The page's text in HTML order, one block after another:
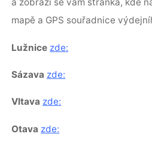
a zobrazí se vám stránka, kde
mapě a GPS souřadnice
Lužnice zde:
Sázava zde:
Vltava zde:
Otava zde: